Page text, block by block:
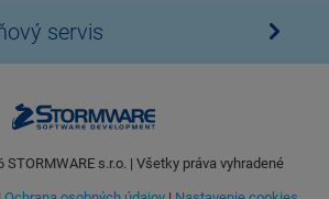
servis
STORMWARE s.r.o. | Všetky práva vyhradené